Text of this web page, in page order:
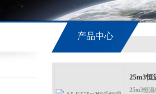
产品中心
25m3恒
25m3恒